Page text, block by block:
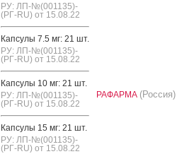
РУ: ЛП-№(001135)-
(РГ-RU) от 15.08.22
Кап­су­лы 7.5 мг: 21 шт.
РУ: ЛП-№(001135)-
(РГ-RU) от 15.08.22
Кап­су­лы 10 мг: 21 шт.
РУ: ЛП-№(001135)-
(РГ-RU) от 15.08.22
Кап­су­лы 15 мг: 21 шт.
РУ: ЛП-№(001135)-
(РГ-RU) от 15.08.22
РАФАРМА (Россия)